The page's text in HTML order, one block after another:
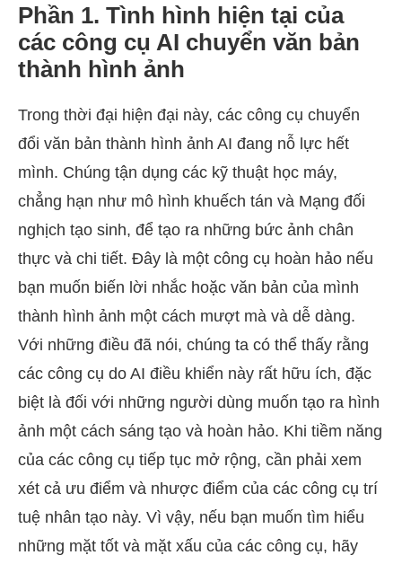
Phần 1. Tình hình hiện tại của
các công cụ AI chuyển văn bản
thành hình ảnh
Trong thời đại hiện đại này, các công cụ chuyển
đổi văn bản thành hình ảnh AI đang nỗ lực hết
mình. Chúng tận dụng các kỹ thuật học máy,
chẳng hạn như mô hình khuếch tán và Mạng đối
nghịch tạo sinh, để tạo ra những bức ảnh chân
thực và chi tiết. Đây là một công cụ hoàn hảo nếu
bạn muốn biến lời nhắc hoặc văn bản của mình
thành hình ảnh một cách mượt mà và dễ dàng.
Với những điều đã nói, chúng ta có thể thấy rằng
các công cụ do AI điều khiển này rất hữu ích, đặc
biệt là đối với những người dùng muốn tạo ra hình
ảnh một cách sáng tạo và hoàn hảo. Khi tiềm năng
của các công cụ tiếp tục mở rộng, cần phải xem
xét cả ưu điểm và nhược điểm của các công cụ trí
tuệ nhân tạo này. Vì vậy, nếu bạn muốn tìm hiểu
những mặt tốt và mặt xấu của các công cụ, hãy